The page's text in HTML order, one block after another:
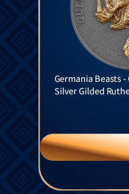
Germania Beasts
Silver Gilded